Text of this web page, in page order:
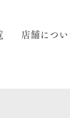
店舗につい